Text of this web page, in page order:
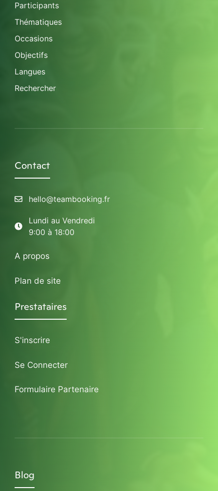
Participants
Thématiques
Occasions
Objectifs
Langues
Rechercher
Contact
hello@teambooking.fr
Lundi au Vendredi
9:00 à 18:00
A propos
Plan de site
Prestataires
S'inscrire
Se Connecter
Formulaire Partenaire
Blog